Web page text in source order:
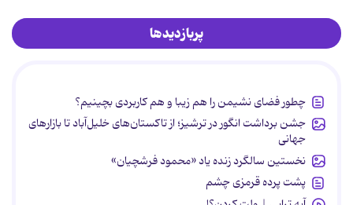
پربازدیدها
چطور فضای نشیمن را هم زیبا و هم کاربردی بچینیم؟
جشن برداشت انگور در ترشیز؛ از تاکستان‌های خلیل‌آباد تا بازارهای
جهانی
نخستین سالگرد زنده یاد «محمود فرشچیان»
پشت پرده قرمزی چشم